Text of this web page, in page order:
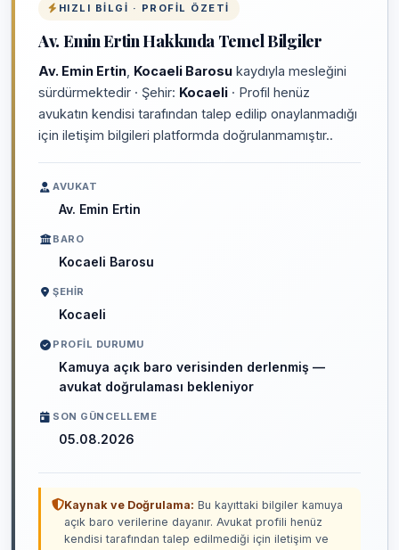
HIZLI BILGI · PROFIL ÖZETI
Av. Emin Ertin Hakkında Temel Bilgiler
Av. Emin Ertin Kocaeli Barosu kaydıyla mesleğini
sürdürmektedir · Şehir: Kocaeli · Profil henüz
avukatın kendisi tarafından talep edilip onaylanmadığı
için iletişim bilgileri platformda doğrulanmamıştır..
AVUKAT
Av. Emin Ertin
BARO
Kocaeli Barosu
ŞEHIR
Kocaeli
PROFIL DURUMU
Kamuya açık baro verisinden derlenmiş —
avukat doğrulaması bekleniyor
SON GÜNCELLEME
05.08.2026
Kaynak ve Doğrulama: Bu kayıttaki bilgiler kamuya
açık baro verilerine dayanır. Avukat profili henüz
kendisi tarafından talep edilmediği için iletişim ve